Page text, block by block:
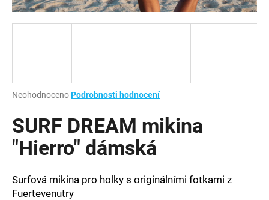
Průměrné
produktu
je
0,0
hvězdiček.
NeohodnocenoPodrobnosti hodnocení
SURF DREAM mikina
"Hierro" dámská
Surfová mikina pro holky s originálními fotkami z
Fuertevenutry
a
HLEDAT
D